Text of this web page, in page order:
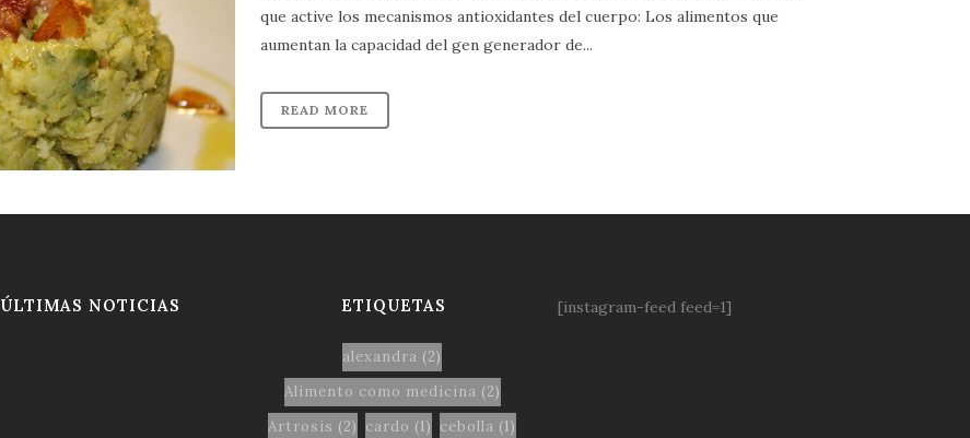
que active los mecanismos antioxidantes del cuerpo: Los alimentos que
aumentan la capacidad del gen generador de...
READ MORE
ÚLTIMAS NOTICIAS ETIQUETAS
alexandra (2)
Alimento como medicina (2)
Artrosis (2) cardo (1) cebolla (1)
[instagram-feed feed=1]